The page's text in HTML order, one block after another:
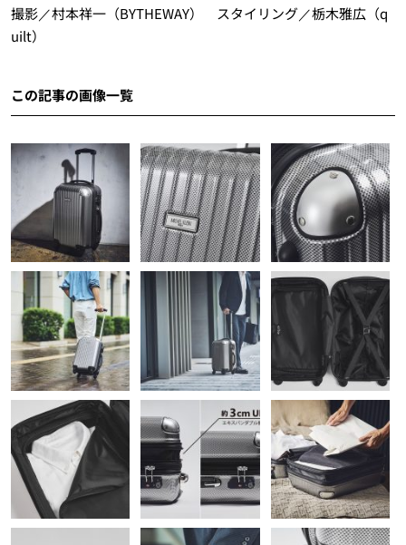
撮影／村本祥一（BYTHEWAY） スタイリング／栃木雅広（q
uilt）
この記事の画像一覧